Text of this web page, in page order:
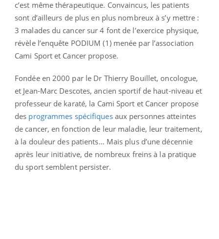
c’est même thérapeutique. Convaincus, les patients
sont d’ailleurs de plus en plus nombreux à s’y mettre :
3 malades du cancer sur 4 font de l’exercice physique,
révèle l’enquête PODIUM (1) menée par l’association
Cami Sport et Cancer propose.
Fondée en 2000 par le Dr Thierry Bouillet, oncologue,
et Jean-Marc Descotes, ancien sportif de haut-niveau et
professeur de karaté, la Cami Sport et Cancer propose
des programmes spécifiquesaux personnes atteintes
de cancer, en fonction de leur maladie, leur traitement,
à la douleur des patients… Mais plus d’une décennie
après leur initiative, de nombreux freins à la pratique
du sport semblent persister.